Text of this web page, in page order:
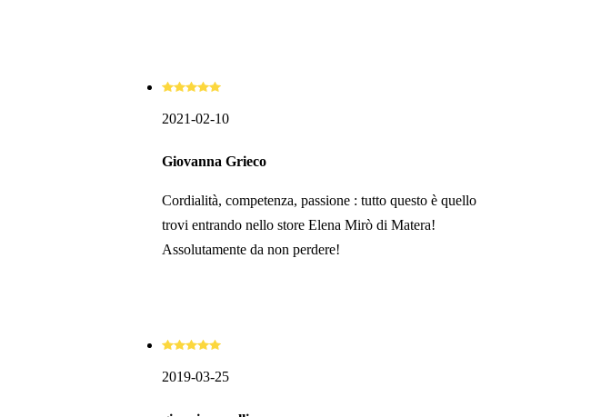
2021-02-10
Giovanna Grieco
Cordialità, competenza, passione : tutto questo è quello
trovi entrando nello store Elena Mirò di Matera!
Assolutamente da non perdere!
2019-03-25